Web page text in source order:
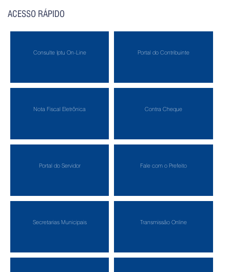
ACESSO RÁPIDO
Consulte Iptu On-Line Portal do Contribuinte
Nota Fiscal Eletrônica Contra Cheque
Portal do Servidor Fale com o Prefeito
Secretarias Municipais Transmissão Online